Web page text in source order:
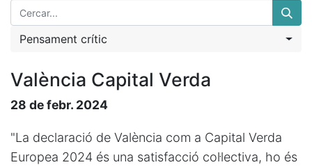
Pensament crític
València Capital Verda
28 de febr. 2024
"La declaració de València com a Capital Verda
Europea 2024 és una satisfacció col·lectiva, ho és